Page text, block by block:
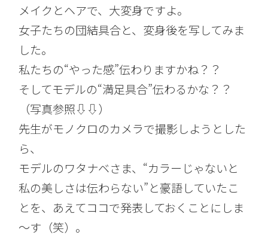
メイクとヘアで、大変身ですよ。
女子たちの団結具合と、変身後を写してみま
した。
私たちの“やった感”伝わりますかね？？
そしてモデルの“満足具合”伝わるかな？？
（写真参照⇩⇩）
先生がモノクロのカメラで撮影しようとした
ら、
モデルのワタナベさま、“カラーじゃないと
私の美しさは伝わらない”と豪語していたこ
とを、あえてココで発表しておくことにしま
～す（笑）。